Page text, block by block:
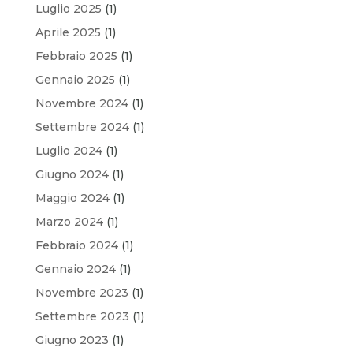
Luglio 2025 (1)
Aprile 2025 (1)
Febbraio 2025 (1)
Gennaio 2025 (1)
Novembre 2024(1)
Settembre 2024(1)
Luglio 2024(1)
Giugno 2024(1)
Maggio 2024(1)
Marzo 2024(1)
Febbraio 2024(1)
Gennaio 2024(1)
Novembre 2023 (1)
Settembre 2023 (1)
Giugno 2023 (1)